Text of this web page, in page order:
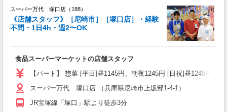
スーパー万代 塚口店（188）
《店舗スタッフ》［尼崎市］［塚口店］・経験
不問・1日4h・週2〜OK
食品スーパーマーケットの店舗スタッフ
【パート】 惣菜 [平日]昼1145円、朝夜1245円 [日祝]昼1245円、
スーパー万代 塚口店 （兵庫県尼崎市上坂部1-4-1）
JR宝塚線「塚口」駅より徒歩3分